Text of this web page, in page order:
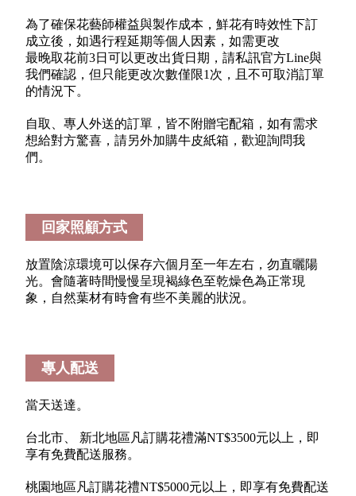
為了確保花藝師權益與製作成本，鮮花有時效性下訂
成立後，如遇行程延期等個人因素，如需更改
最晚取花前3日可以更改出貨日期，請私訊官方Line與
我們確認，但只能更改次數僅限1次，且不可取消訂單
的情況下。
自取、專人外送的訂單，皆不附贈宅配箱，如有需求
想給對方驚喜，請另外加購牛皮紙箱，歡迎詢問我
們。
回家照顧方式
放置陰涼環境可以保存六個月至一年左右，勿直曬陽
光。會隨著時間慢慢呈現褐綠色至乾燥色為正常現
象，自然葉材有時會有些不美麗的狀況。
專人配送
當天送達。
台北市、 新北地區凡訂購花禮滿NT$3500元以上，即
享有免費配送服務。
桃園地區凡訂購花禮NT$5000元以上，即享有免費配送